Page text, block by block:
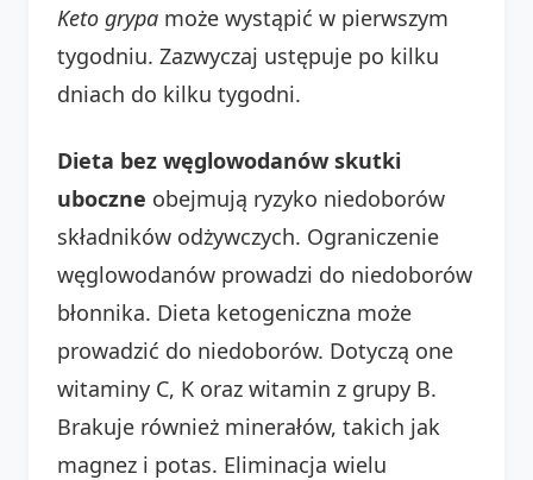
Keto grypa może wystąpić w pierwszym
tygodniu. Zazwyczaj ustępuje po kilku
dniach do kilku tygodni.
Dieta bez węglowodanów skutki
uboczne obejmują ryzyko niedoborów
składników odżywczych. Ograniczenie
węglowodanów prowadzi do niedoborów
błonnika. Dieta ketogeniczna może
prowadzić do niedoborów. Dotyczą one
witaminy C, K oraz witamin z grupy B.
Brakuje również minerałów, takich jak
magnez i potas. Eliminacja wielu